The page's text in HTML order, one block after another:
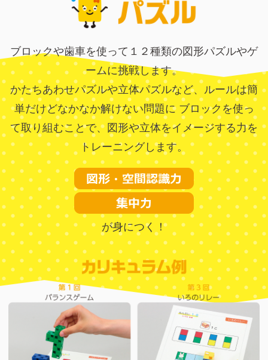
ブロックや歯車を使って１２種類の図形パズルやゲ
ームに挑戦します。
かたちあわせパズルや立体パズルなど、ルールは簡
単だけどなかなか解けない問題にブロックを使っ
て取り組むことで、図形や立体をイメージする力を
トレーニングします。
が身につく！